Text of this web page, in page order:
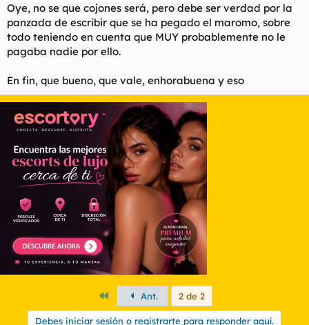
Oye, no se que cojones será, pero debe ser verdad por la
panzada de escribir que se ha pegado el maromo, sobre
todo teniendo en cuenta que MUY probablemente no le
pagaba nadie por ello.
En fin, que bueno, que vale, enhorabuena y eso
PrimeroAnt. 2 de 2
Debes iniciar sesión o registrarte para responder aquí.